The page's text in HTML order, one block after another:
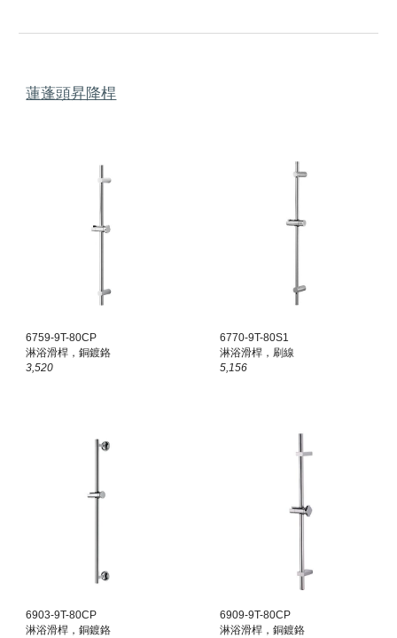
蓮蓬頭昇降桿
6759-9T-80CP
淋浴滑桿，銅鍍鉻
3,520
6770-9T-80S1
淋浴滑桿，刷線
5,156
6903-9T-80CP
淋浴滑桿，銅鍍鉻
6909-9T-80CP
淋浴滑桿，銅鍍鉻